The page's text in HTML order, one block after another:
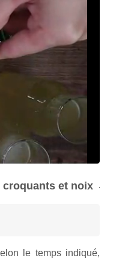
croquants et noix
le temps indiqué,